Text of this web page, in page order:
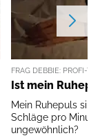
FRAG DEBBIE: PROFI-
Ist mein
Mein Ruhepuls
Schläge pro
ungewöhnlich?